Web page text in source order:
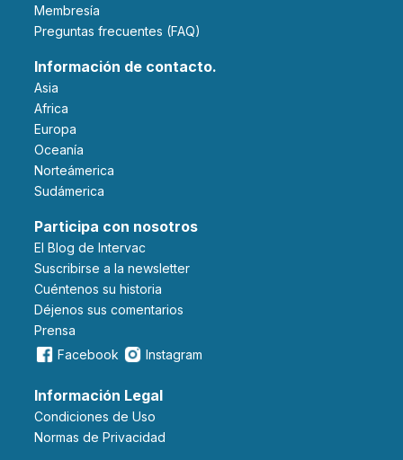
Membresía
Preguntas frecuentes (FAQ)
Información de contacto.
Asia
Africa
Europa
Oceanía
Norteámerica
Sudámerica
Participa con nosotros
El Blog de Intervac
Suscribirse a la newsletter
Cuéntenos su historia
Déjenos sus comentarios
Prensa
Facebook
Instagram
Información Legal
Condiciones de Uso
Normas de Privacidad